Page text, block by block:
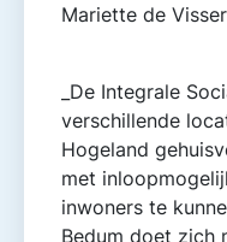
Mariette de
_De Integrale
verschillende
Hogeland
met
inwoners te
Bedum doet zich